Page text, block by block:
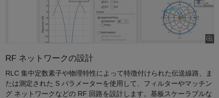
RF ネットワークの設計
RLC 集中定数素子や物理特性によって特徴付けられた伝送線路、ま
たは測定された S パラメーターを使用して、フィルターやマッチン
グ ネットワークなどの RF 回路を設計します。基板スケーラブルな